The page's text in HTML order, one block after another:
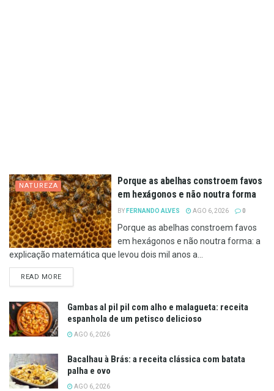
NATUREZA
Porque as abelhas constroem favos
em hexágonos e não noutra forma
BY FERNANDO ALVES AGO 6, 2026 0
Porque as abelhas constroem favos
em hexágonos e não noutra forma: a
explicação matemática que levou dois mil anos a...
READ MOREDETAILS
Gambas al pil pil com alho e malagueta: receita
espanhola de um petisco delicioso
AGO 6, 2026
Bacalhau à Brás: a receita clássica com batata
palha e ovo
AGO 6, 2026